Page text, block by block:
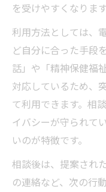
を受けやすくなります
利用方法としては、
ど自分に合った手段
話」や「精神保健福
対応しているため、
て利用できます。相
イバシーが守られて
いのが特徴です。
相談後は、提案され
の連絡など、次の行